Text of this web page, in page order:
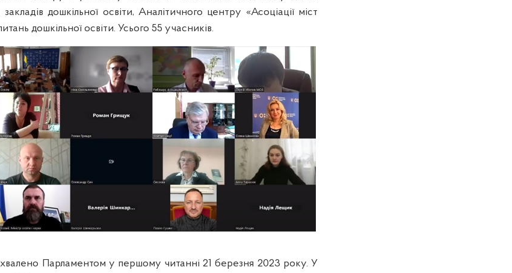
закладів дошкільної освіти, Аналітичного центру «Асоціації міст
дошкільної освіти. Усього 55 учасників.
Парламентом у першому читанні 21 березня 2023 року. У